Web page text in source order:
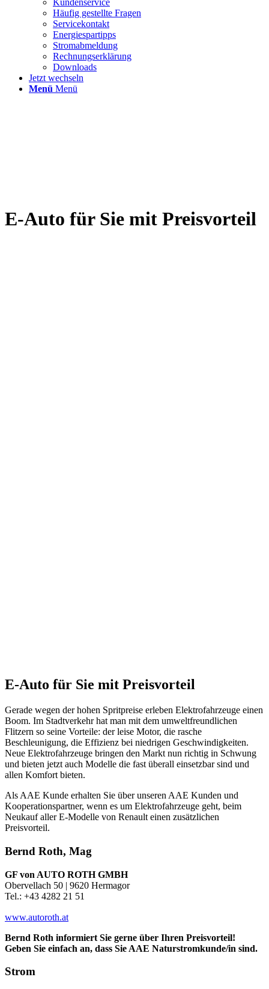
Häufig gestellte Fragen
Servicekontakt
Energiespartipps
Stromabmeldung
Rechnungserklärung
Downloads
Jetzt wechseln
Menü Menü
E-Auto für Sie mit Preisvorteil
E-Auto für Sie mit Preisvorteil
Gerade wegen der hohen Spritpreise erleben Elektrofahrzeuge einen
Boom. Im Stadtverkehr hat man mit dem umweltfreundlichen
Flitzern so seine Vorteile: der leise Motor, die rasche
Beschleunigung, die Effizienz bei niedrigen Geschwindigkeiten.
Neue Elektrofahrzeuge bringen den Markt nun richtig in Schwung
und bieten jetzt auch Modelle die fast überall einsetzbar sind und
allen Komfort bieten.
Als AAE Kunde erhalten Sie über unseren AAE Kunden und
Kooperationspartner, wenn es um Elektrofahrzeuge geht, beim
Neukauf aller E-Modelle von Renault einen zusätzlichen
Preisvorteil.
Bernd Roth, Mag
GF von AUTO ROTH GMBH
Obervellach 50 | 9620 Hermagor
Tel.: +43 4282 21 51
www.autoroth.at
Bernd Roth informiert Sie gerne über Ihren Preisvorteil!
Geben Sie einfach an, dass Sie AAE Naturstromkunde/in sind.
Strom